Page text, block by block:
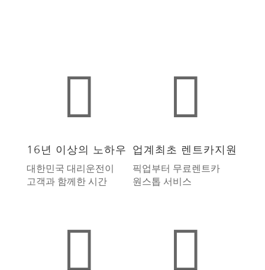

16년 이상의 노하우
대한민국 대리운전이
고객과 함께한 시간

업계최초 렌트카지원
픽업부터 무료렌트카
원스톱 서비스
 